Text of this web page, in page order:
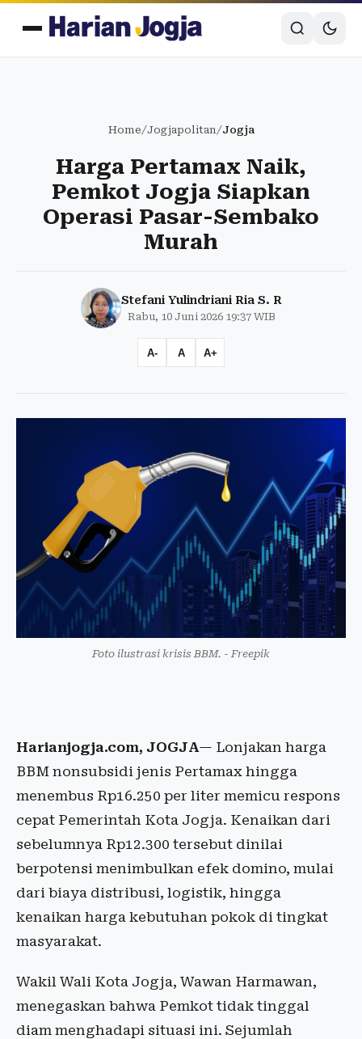
Home/Jogjapolitan/Jogja
Harga Pertamax Naik,
Pemkot Jogja Siapkan
Operasi Pasar-Sembako
Murah
Stefani Yulindriani Ria S. R
Rabu, 10 Juni 2026 19:37 WIB
A- A A+
Foto ilustrasi krisis BBM. - Freepik
Harianjogja.com, JOGJA— Lonjakan harga
BBM nonsubsidi jenis Pertamax hingga
menembus Rp16.250 per liter memicu respons
cepat Pemerintah Kota Jogja. Kenaikan dari
sebelumnya Rp12.300 tersebut dinilai
berpotensi menimbulkan efek domino, mulai
dari biaya distribusi, logistik, hingga
kenaikan harga kebutuhan pokok di tingkat
masyarakat.
Wakil Wali Kota Jogja, Wawan Harmawan,
menegaskan bahwa Pemkot tidak tinggal
diam menghadapi situasi ini. Sejumlah